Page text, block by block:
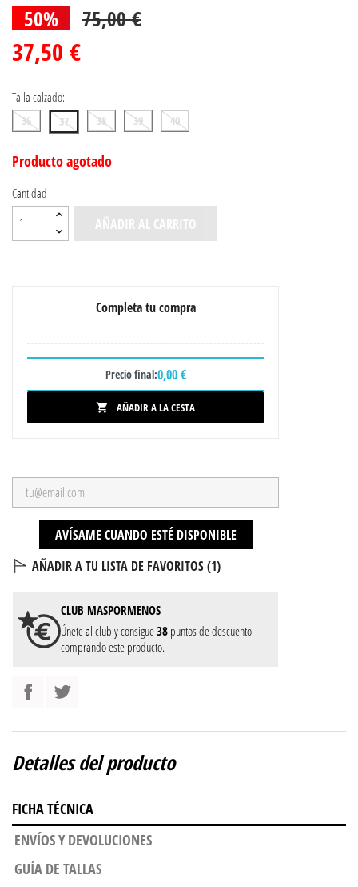
50% 75,00 €
37,50 €
Talla calzado:
36 37 38 39 40
Producto agotado
Cantidad
AÑADIR AL CARRITO
Completa tu compra
Precio final:0,00 €
 AÑADIR A LA CESTA
AVÍSAME CUANDO ESTÉ DISPONIBLE
AÑADIR A TU LISTA DE FAVORITOS (1)
CLUB MASPORMENOS
Únete al club y consigue38 puntos de descuento
comprando este producto.
Detalles del producto
FICHA TÉCNICA
ENVÍOS Y DEVOLUCIONES
GUÍA DE TALLAS